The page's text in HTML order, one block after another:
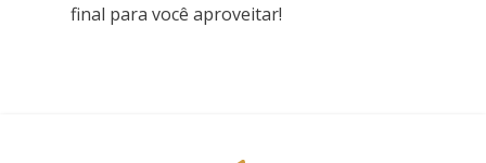
final para você aproveitar!